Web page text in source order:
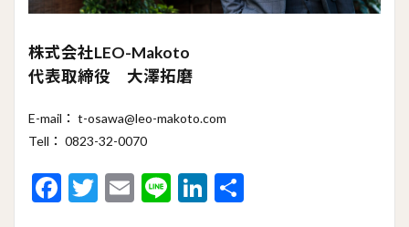
株式会社LEO-Makoto
代表取締役 大澤拓磨
E-mail： t-osawa@leo-makoto.com
Tell： 0823-32-0070
F
T
E
Li Li